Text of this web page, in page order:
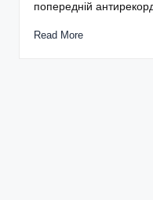
попередній
Read More